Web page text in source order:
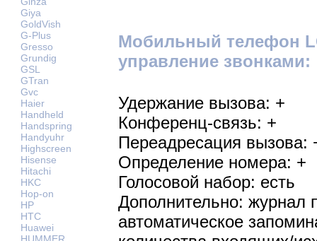
Giya
GoldVish
G-Plus
Gresso
Grundig
GSL
GTran
Gvc
Haier
Handheld
Handspring
Handyuhr
Highscreen
Hisense
Hitachi
HKC
Hop-on
HP
HTC
Huawei
Мобильный телефон
управление звонками:
Удержание вызова: +
Конференц-связь: +
Переадресация вызова:
Определение номера: +
Голосовой набор: есть
Дополнительно: журнал
автоматическое